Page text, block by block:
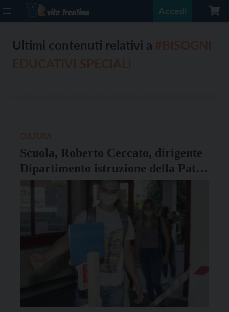
Accedi
Ultimi contenuti relativi a
Scuola, Roberto Ceccato, dirigente
Dipartimento istruzione della Pat:
“Inizio d’anno nel segno della
corresponsabilità”